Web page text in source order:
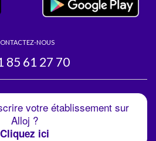
NOUS
85 61 27 70
votre établissement sur
Alloj ?
Cliquez ici